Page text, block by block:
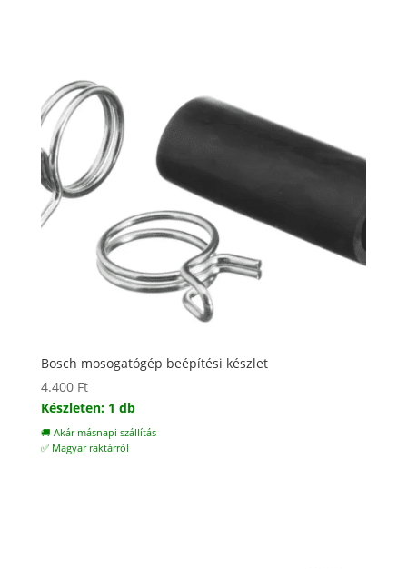
Bosch mosogatógép beépítési készlet
4.400 Ft
Készleten: 1 db
🚚 Akár másnapi szállítás
✅ Magyar raktárról